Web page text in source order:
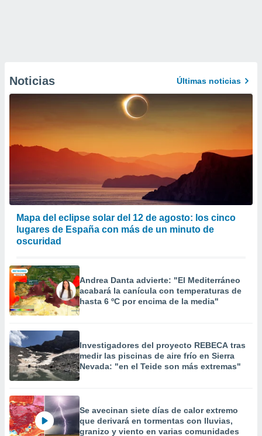
Noticias Últimas noticias
Mapa del eclipse solar del 12 de agosto: los cinco
lugares de España con más de un minuto de
oscuridad
Andrea Danta advierte: "El Mediterráneo
acabará la canícula con temperaturas de
hasta 6 ºC por encima de la media"
Investigadores del proyecto REBECA tras
medir las piscinas de aire frío en Sierra
Nevada: "en el Teide son más extremas"
Se avecinan siete días de calor extremo
que derivará en tormentas con lluvias,
granizo y viento en varias comunidades